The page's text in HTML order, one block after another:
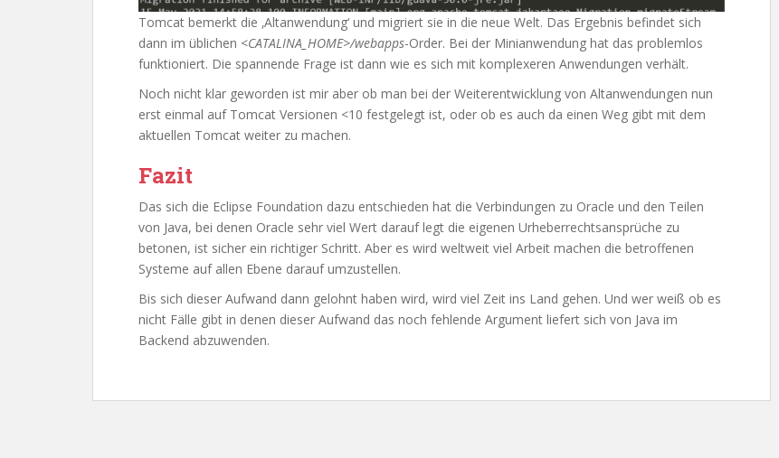
Tomcat bemerkt die ‚Altanwendung‘ und migriert sie in die neue Welt. Das Ergebnis befindet sich
dann im üblichen <CATALINA_HOME>/webapps-Order. Bei der Minianwendung hat das problemlos
funktioniert. Die spannende Frage ist dann wie es sich mit komplexeren Anwendungen verhält.
Noch nicht klar geworden ist mir aber ob man bei der Weiterentwicklung von Altanwendungen nun
erst einmal auf Tomcat Versionen <10 festgelegt ist, oder ob es auch da einen Weg gibt mit dem
aktuellen Tomcat weiter zu machen.
Fazit
Das sich die Eclipse Foundation dazu entschieden hat die Verbindungen zu Oracle und den Teilen
von Java, bei denen Oracle sehr viel Wert darauf legt die eigenen Urheberrechtsansprüche zu
betonen, ist sicher ein richtiger Schritt. Aber es wird weltweit viel Arbeit machen die betroffenen
Systeme auf allen Ebene darauf umzustellen.
Bis sich dieser Aufwand dann gelohnt haben wird, wird viel Zeit ins Land gehen. Und wer weiß ob es
nicht Fälle gibt in denen dieser Aufwand das noch fehlende Argument liefert sich von Java im
Backend abzuwenden.